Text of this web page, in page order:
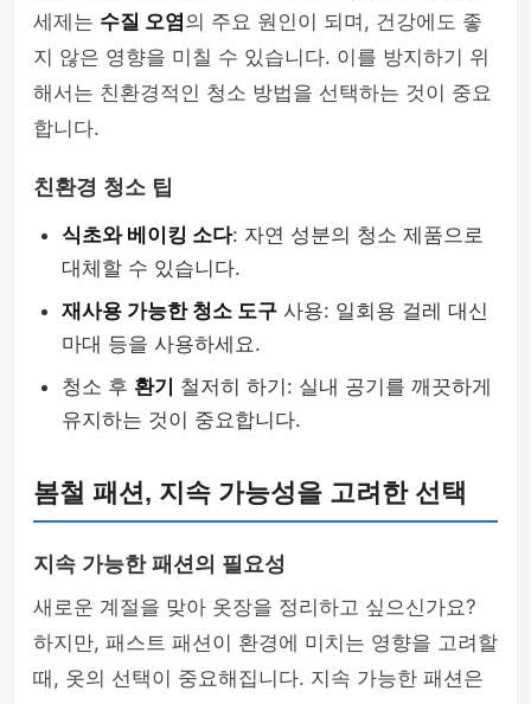
세제는 수질 오염의 주요 원인이 되며, 건강에도 좋
지 않은 영향을 미칠 수 있습니다. 이를 방지하기 위
해서는 친환경적인 청소 방법을 선택하는 것이 중요
합니다.
친환경 청소 팁
식초와 베이킹 소다: 자연 성분의 청소 제품으로
대체할 수 있습니다.
재사용 가능한 청소 도구 사용: 일회용 걸레 대신
마대 등을 사용하세요.
청소 후 환기
철저히 하기: 실내 공기를 깨끗하게
유지하는 것이 중요합니다.
봄철 패션, 지속 가능성을 고려한 선택
지속 가능한 패션의 필요성
새로운 계절을 맞아 옷장을 정리하고 싶으신가요?
하지만, 패스트 패션이 환경에 미치는 영향을 고려할
때, 옷의 선택이 중요해집니다. 지속 가능한 패션은